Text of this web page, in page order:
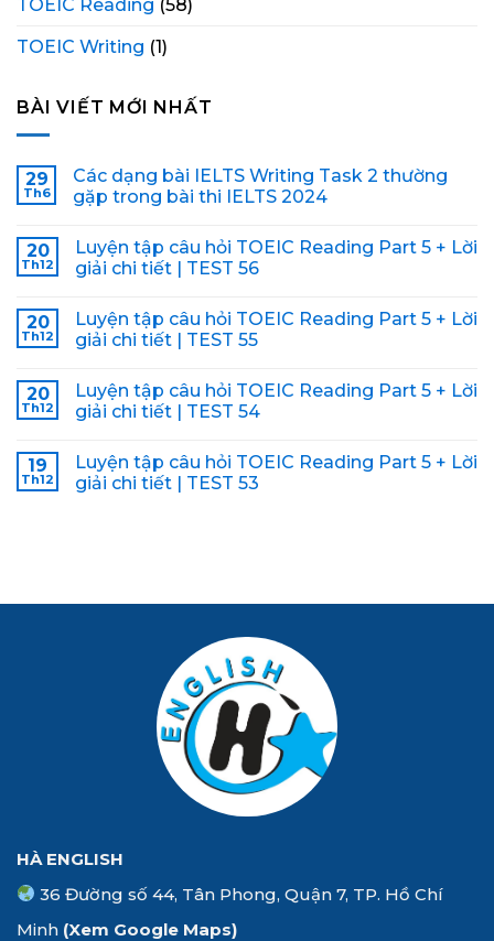
TOEIC Reading (58)
TOEIC Writing (1)
BÀI VIẾT MỚI NHẤT
29
Th6
Các dạng bài IELTS Writing Task 2 thường
gặp trong bài thi IELTS 2024
20
Th12
Luyện tập câu hỏi TOEIC Reading Part 5 + Lời
giải chi tiết | TEST 56
20
Th12
Luyện tập câu hỏi TOEIC Reading Part 5 + Lời
giải chi tiết | TEST 55
20
Th12
Luyện tập câu hỏi TOEIC Reading Part 5 + Lời
giải chi tiết | TEST 54
19
Th12
Luyện tập câu hỏi TOEIC Reading Part 5 + Lời
giải chi tiết | TEST 53
HÀ ENGLISH
36 Đường số 44, Tân Phong, Quận 7, TP. Hồ Chí
Minh (Xem Google Maps)